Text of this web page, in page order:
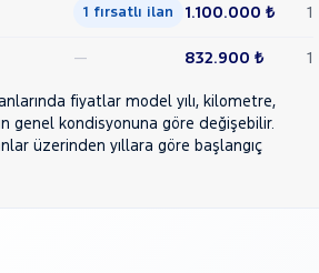
1 fırsatlı ilan 1.100.000 ₺ 1
— 832.900 ₺ 1
fiyatlar model yılı, kilometre,
genel kondisyonuna göre değişebilir.
üzerinden yıllara göre başlangıç